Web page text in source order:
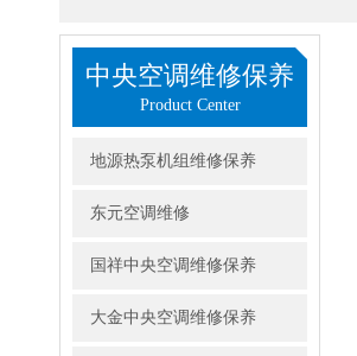
中央空调维修保养
Product Center
地源热泵机组维修保养
东元空调维修
国祥中央空调维修保养
大金中央空调维修保养